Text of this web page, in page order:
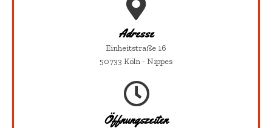
Adresse
Einheitstraße 16
50733 Köln - Nippes
Öffnungszeiten